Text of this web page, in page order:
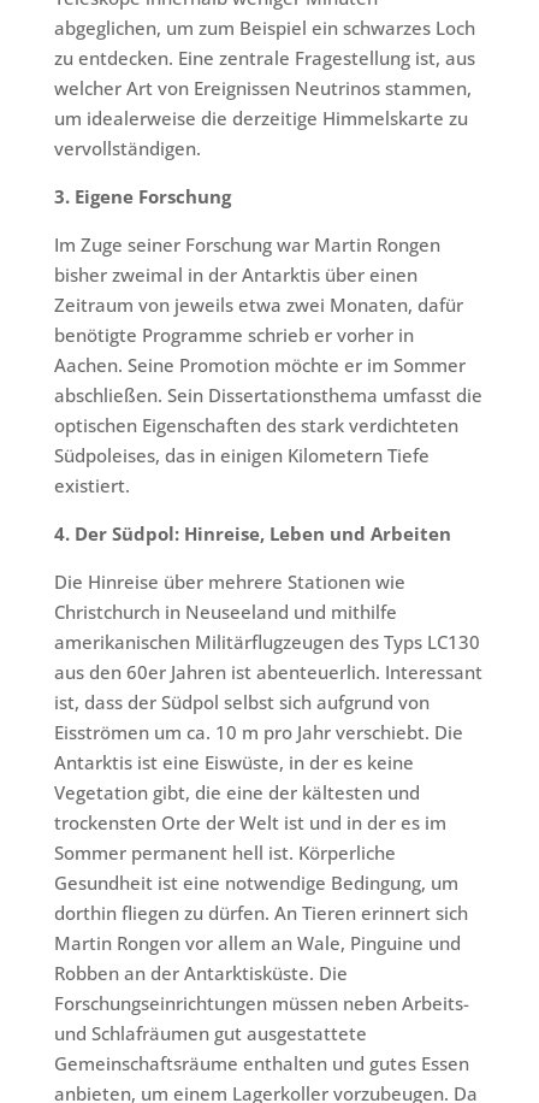
abgeglichen, um zum Beispiel ein schwarzes Loch
zu entdecken. Eine zentrale Fragestellung ist, aus
welcher Art von Ereignissen Neutrinos stammen,
um idealerweise die derzeitige Himmelskarte zu
vervollständigen.
3. Eigene Forschung
Im Zuge seiner Forschung war Martin Rongen
bisher zweimal in der Antarktis über einen
Zeitraum von jeweils etwa zwei Monaten, dafür
benötigte Programme schrieb er vorher in
Aachen. Seine Promotion möchte er im Sommer
abschließen. Sein Dissertationsthema umfasst die
optischen Eigenschaften des stark verdichteten
Südpoleises, das in einigen Kilometern Tiefe
existiert.
4. Der Südpol: Hinreise, Leben und Arbeiten
Die Hinreise über mehrere Stationen wie
Christchurch in Neuseeland und mithilfe
amerikanischen Militärflugzeugen des Typs LC130
aus den 60er Jahren ist abenteuerlich. Interessant
ist, dass der Südpol selbst sich aufgrund von
Eisströmen um ca. 10 m pro Jahr verschiebt. Die
Antarktis ist eine Eiswüste, in der es keine
Vegetation gibt, die eine der kältesten und
trockensten Orte der Welt ist und in der es im
Sommer permanent hell ist. Körperliche
Gesundheit ist eine notwendige Bedingung, um
dorthin fliegen zu dürfen. An Tieren erinnert sich
Martin Rongen vor allem an Wale, Pinguine und
Robben an der Antarktisküste. Die
Forschungseinrichtungen müssen neben Arbeits-
und Schlafräumen gut ausgestattete
Gemeinschaftsräume enthalten und gutes Essen
anbieten, um einem Lagerkoller vorzubeugen. Da